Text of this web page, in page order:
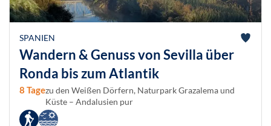
SPANIEN
Wandern & Genuss von Sevilla über
Ronda bis zum Atlantik
8 Tagezu den Weißen Dörfern, Naturpark Grazalema und
Küste – Andalusien pur